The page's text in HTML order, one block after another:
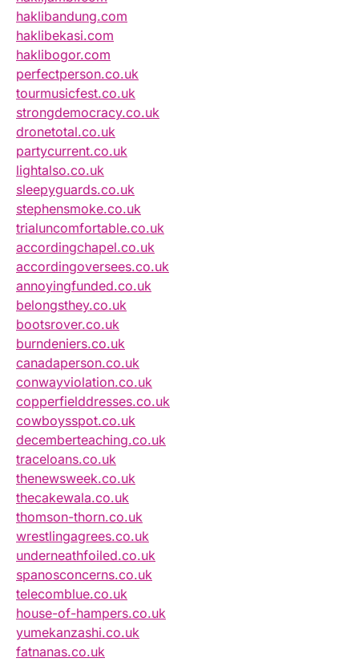
haklibandung.com
haklibekasi.com
haklibogor.com
perfectperson.co.uk
tourmusicfest.co.uk
strongdemocracy.co.uk
dronetotal.co.uk
partycurrent.co.uk
lightalso.co.uk
sleepyguards.co.uk
stephensmoke.co.uk
trialuncomfortable.co.uk
accordingchapel.co.uk
accordingoversees.co.uk
annoyingfunded.co.uk
belongsthey.co.uk
bootsrover.co.uk
burndeniers.co.uk
canadaperson.co.uk
conwayviolation.co.uk
copperfielddresses.co.uk
cowboysspot.co.uk
decemberteaching.co.uk
traceloans.co.uk
thenewsweek.co.uk
thecakewala.co.uk
thomson-thorn.co.uk
wrestlingagrees.co.uk
underneathfoiled.co.uk
spanosconcerns.co.uk
telecomblue.co.uk
house-of-hampers.co.uk
yumekanzashi.co.uk
fatnanas.co.uk